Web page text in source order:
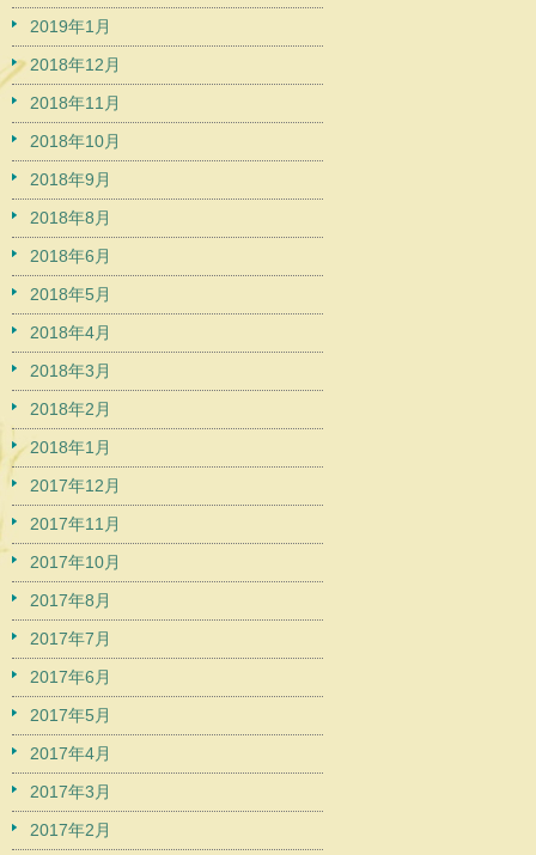
2019年1月
2018年12月
2018年11月
2018年10月
2018年9月
2018年8月
2018年6月
2018年5月
2018年4月
2018年3月
2018年2月
2018年1月
2017年12月
2017年11月
2017年10月
2017年8月
2017年7月
2017年6月
2017年5月
2017年4月
2017年3月
2017年2月